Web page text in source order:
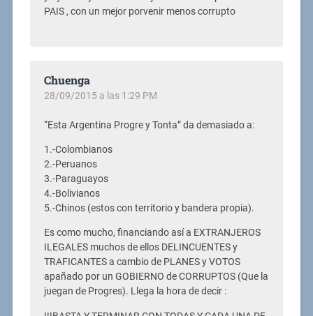
PAIS , con un mejor porvenir menos corrupto
Chuenga
28/09/2015 a las 1:29 PM
“Esta Argentina Progre y Tonta” da demasiado a:
1.-Colombianos
2.-Peruanos
3.-Paraguayos
4.-Bolivianos
5.-Chinos (estos con territorio y bandera propia).
Es como mucho, financiando así a EXTRANJEROS
ILEGALES muchos de ellos DELINCUENTES y
TRAFICANTES a cambio de PLANES y VOTOS
apañado por un GOBIERNO de CORRUPTOS (Que la
juegan de Progres). Llega la hora de decir :